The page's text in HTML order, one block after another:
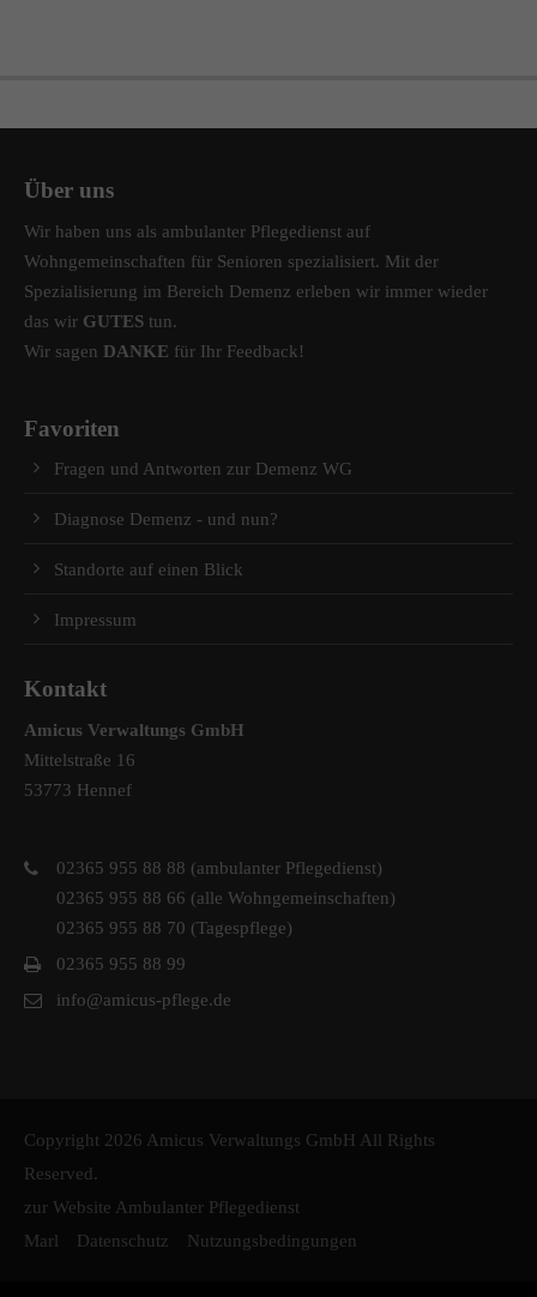
Über uns
Wir haben uns als ambulanter Pflegedienst auf
Wohngemeinschaften für Senioren spezialisiert. Mit der
Spezialisierung im Bereich Demenz erleben wir immer wieder
das wir GUTES tun.
Wir sagen DANKE für Ihr Feedback!
Favoriten
Fragen und Antworten zur Demenz WG
Diagnose Demenz - und nun?
Standorte auf einen Blick
Impressum
Kontakt
Amicus Verwaltungs GmbH
Mittelstraße 16
53773 Hennef
02365 955 88 88 (ambulanter Pflegedienst)
02365 955 88 66 (alle Wohngemeinschaften)
02365 955 88 70 (Tagespflege)
02365 955 88 99
info@amicus-pflege.de
Copyright 2026 Amicus Verwaltungs GmbH All Rights
Reserved.
zur Website Ambulanter Pflegedienst
Marl
Datenschutz Nutzungsbedingungen